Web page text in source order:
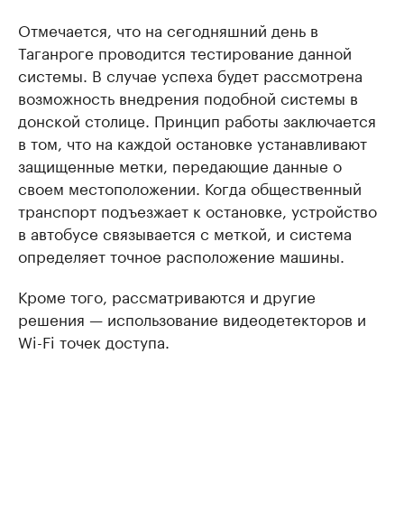
Отмечается, что на сегодняшний день в
Таганроге проводится тестирование данной
системы. В случае успеха будет рассмотрена
возможность внедрения подобной системы в
донской столице. Принцип работы заключается
в том, что на каждой остановке устанавливают
защищенные метки, передающие данные о
своем местоположении. Когда общественный
транспорт подъезжает к остановке, устройство
в автобусе связывается с меткой, и система
определяет точное расположение машины.
Кроме того, рассматриваются и другие
решения — использование видеодетекторов и
Wi-Fi точек доступа.